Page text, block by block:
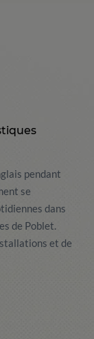
pendant
se
dans
de Poblet.
et de